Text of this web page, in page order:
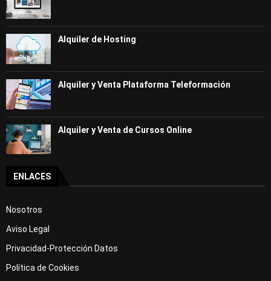
Alquiler de Hosting
Alquiler y Venta Plataforma Teleformación
Alquiler y Venta de Cursos Online
ENLACES
Nosotros
Aviso Legal
Privacidad-Protección Datos
Política de Cookies